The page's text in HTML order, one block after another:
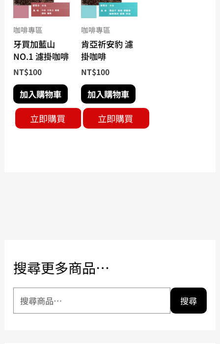
咖啡專區
牙買加藍山
NO.1 濾掛咖啡
NT$100
加入購物車
立即購買
咖啡專區
肯亞祈安豹 濾
掛咖啡
NT$100
加入購物車
立即購買
搜尋更多商品…
搜尋